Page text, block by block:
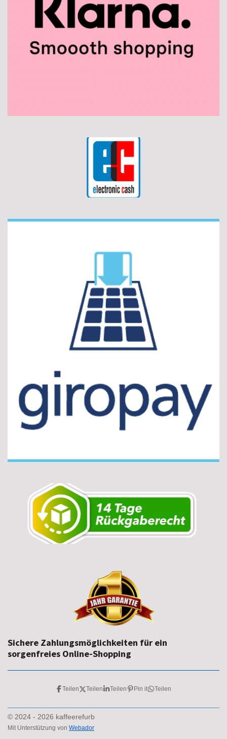
Sichere Zahlungsmöglichkeiten für ein
sorgenfreies Online-Shopping
Teilen Teilen Teilen Pin it Teilen
© 2024 - 2026 kaffeerefurb
Mit Unterstützung von Webador